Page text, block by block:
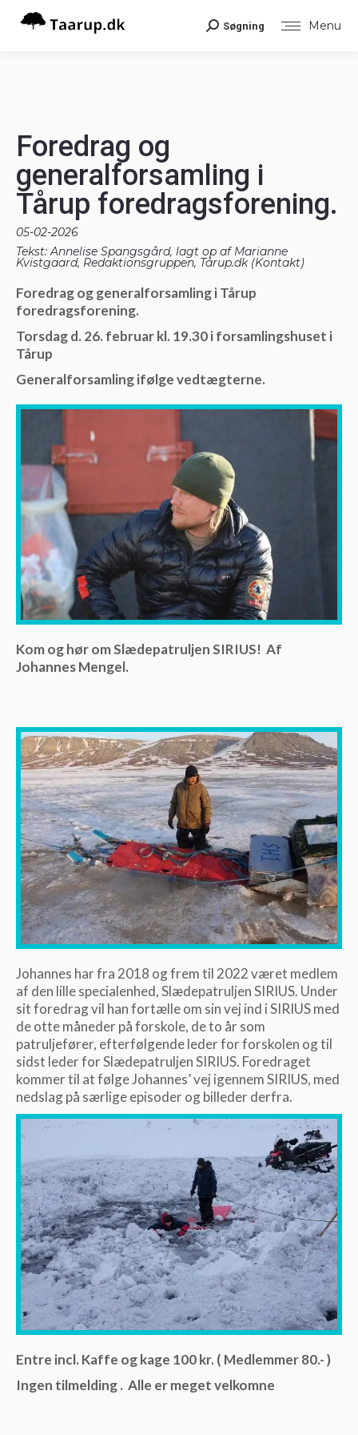
Menu
Search:
Søgning
Foredrag og
generalforsamling i
Tårup foredragsforening.
05-02-2026
Tekst: Annelise Spangsgård, lagt op af Marianne
Kvistgaard, Redaktionsgruppen, Tårup.dk (Kontakt)
Foredrag og generalforsamlingi Tårup
foredragsforening.
Torsdag d. 26. februar kl. 19.30 i forsamlingshuset i
Tårup
Generalforsamling ifølge vedtægterne.
Kom og hør om Slædepatruljen SIRIUS! Af
Johannes Mengel.
Johannes har fra 2018 og frem til 2022 været medlem
af den lille specialenhed, Slædepatruljen SIRIUS. Under
sit foredrag vil han fortælle om sin vej ind i SIRIUS med
de otte måneder på forskole, de to år som
patruljefører, efterfølgende leder for forskolen og til
sidst leder for Slædepatruljen SIRIUS. Foredraget
kommer til at følge Johannes’ vej igennem SIRIUS, med
nedslag på særlige episoder og billeder derfra.
Entre incl. Kaffe og kage 100 kr. ( Medlemmer 80.- )
Ingen tilmelding . Alle er meget velkomne